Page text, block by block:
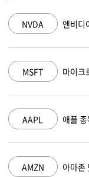
NVDA 엔비디
MSFT 마이크
AAPL 애플
AMZN 아마존